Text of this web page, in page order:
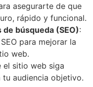
asegurarte de que
rápido y funcional.
búsqueda (SEO):
para mejorar la
web.
el sitio web siga
audiencia objetivo.